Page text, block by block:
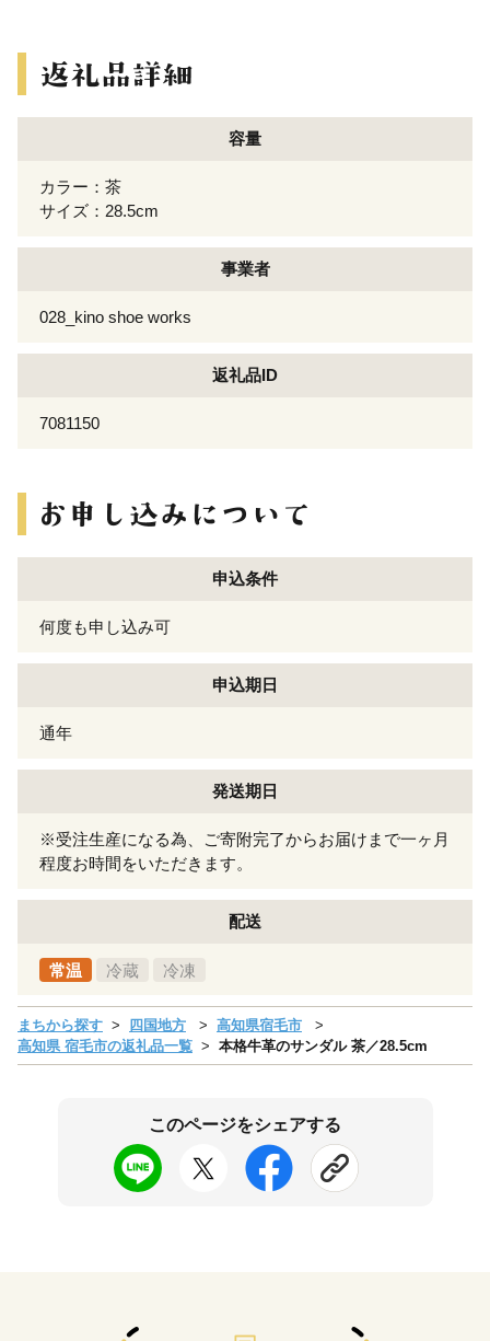
容量
カラー：茶
サイズ：28.5cm
事業者
028_kino shoe works
返礼品ID
7081150
申込条件
何度も申し込み可
申込期日
通年
発送期日
※受注生産になる為、ご寄附完了からお届けまで一ヶ月
程度お時間をいただきます。
配送
常温 冷蔵 冷凍
まちから探す 四国地方
高知県宿毛市
高知県 宿毛市の返礼品一覧
本格牛革のサンダル 茶／28.5cm
このページをシェアする